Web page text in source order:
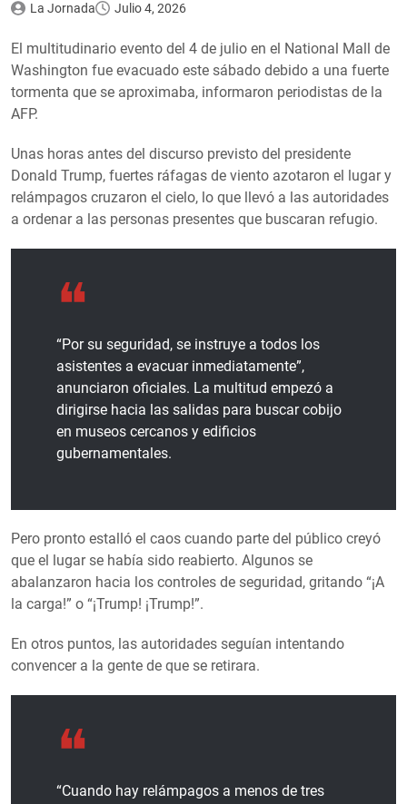
La Jornada Julio 4, 2026
El multitudinario evento del 4 de julio en el National Mall de
Washington fue evacuado este sábado debido a una fuerte
tormenta que se aproximaba, informaron periodistas de la
AFP.
Unas horas antes del discurso previsto del presidente
Donald Trump, fuertes ráfagas de viento azotaron el lugar y
relámpagos cruzaron el cielo, lo que llevó a las autoridades
a ordenar a las personas presentes que buscaran refugio.
“Por su seguridad, se instruye a todos los
asistentes a evacuar inmediatamente”,
anunciaron oficiales. La multitud empezó a
dirigirse hacia las salidas para buscar cobijo
en museos cercanos y edificios
gubernamentales.
Pero pronto estalló el caos cuando parte del público creyó
que el lugar se había sido reabierto. Algunos se
abalanzaron hacia los controles de seguridad, gritando “¡A
la carga!” o “¡Trump! ¡Trump!”.
En otros puntos, las autoridades seguían intentando
convencer a la gente de que se retirara.
“Cuando hay relámpagos a menos de tres